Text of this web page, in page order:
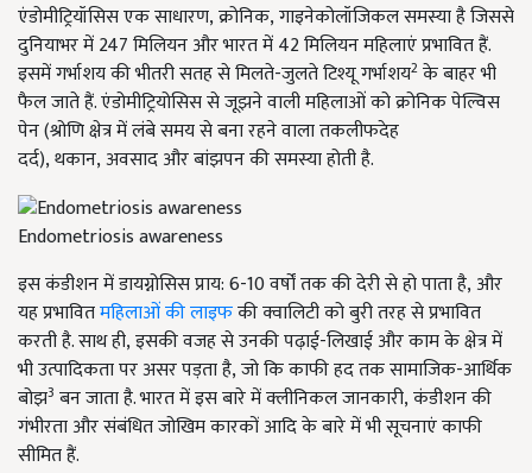
एंडोमीट्रियॉसिस एक साधारण, क्रोनिक, गाइनेकोलॉजिकल समस्या है जिससे
दुनियाभर में 247मिलियन और भारत में42मिलियन महिलाएं प्रभावित हैं.
इसमें गर्भाशय की भीतरी सतह से मिलते-जुलते टिश्यू गर्भाशय2 के बाहर भी
फैल जाते हैं. एंडोमीट्रियोसिस से जूझने वाली महिलाओं को क्रोनिक पेल्विस
पेन (श्रोणि क्षेत्र में लंबे समय से बना रहने वाला तकलीफदेह
दर्द), थकान, अवसाद और बांझपन की समस्या होती है.
Endometriosis awareness
इस कंडीशन में डायग्नोसिस प्राय: 6-10वर्षों तक की देरी से हो पाता है, और
यह प्रभावितमहिलाओं की लाइफकी क्वालिटी को बुरी तरह से प्रभावित
करती है. साथ ही, इसकी वजह से उनकी पढ़ाई-लिखाई और काम के क्षेत्र में
भी उत्पादिकता पर असर पड़ता है, जो कि काफी हद तक सामाजिक-आर्थिक
बोझ3 बन जाता है. भारत में इस बारे में क्लीनिकल जानकारी, कंडीशन की
गंभीरता और संबंधित जोखिम कारकों आदि के बारे में भी सूचनाएं काफी
सीमित हैं.